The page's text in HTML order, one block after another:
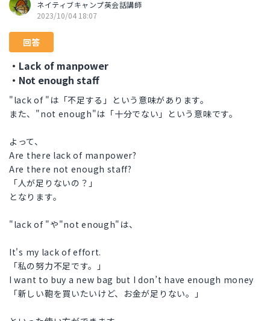
ネイティブキャンプ英会話講師
2023/10/04 18:07
回答
・Lack of manpower
・Not enough staff
"lack of "は「不足する」という意味があります。
また、"not enough"は「十分でない」という意味です。
よって、
Are there lack of manpower?
Are there not enough staff?
「人が足りないの？」
となります。
"lack of "や"not enough"は、
It's my lack of effort.
「私の努力不足です。」
I want to buy a new bag but I don’t have enough money
「新しい鞄を買いたいけど、お金が足りない。」